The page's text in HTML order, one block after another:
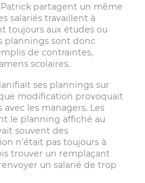
partagent un même
salariés travaillent à
toujours aux études ou
plannings sont donc
de contraintes,
scolaires.
ses plannings sur
modification provoquait
les managers. Les
le planning affiché au
souvent des
n’était pas toujours à
trouver un remplaçant
un salarié de trop